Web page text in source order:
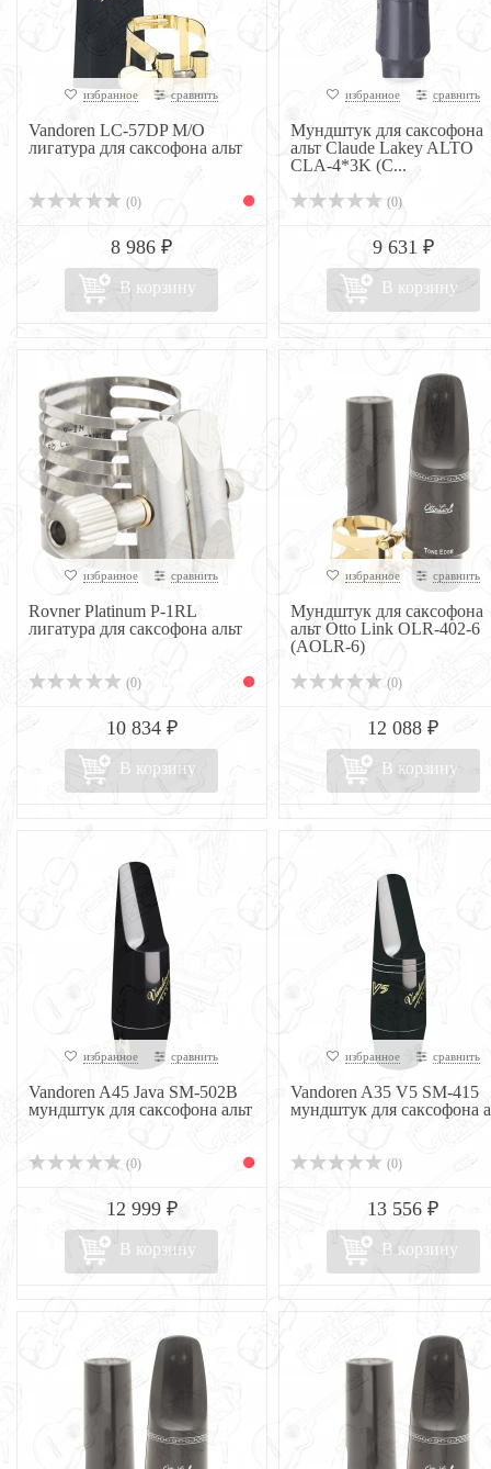
избранное сравнить
Vandoren LC-57DP M/O
лигатура для саксофона альт
(0)
8 986 ₽
В корзину
избранное сравнить
Мундштук для саксофона
альт Claude Lakey ALTO
CLA-4*3K (C...
(0)
9 631 ₽
В корзину
избранное сравнить
Rovner Platinum P-1RL
лигатура для саксофона альт
(0)
10 834 ₽
В корзину
избранное сравнить
Мундштук для саксофона
альт Otto Link OLR-402-6
(AOLR-6)
(0)
12 088 ₽
В корзину
избранное сравнить
Vandoren A45 Java SM-502B
мундштук для саксофона альт
(0)
12 999 ₽
В корзину
избранное сравнить
Vandoren A35 V5 SM-415
мундштук для саксофона
(0)
13 556 ₽
В корзину